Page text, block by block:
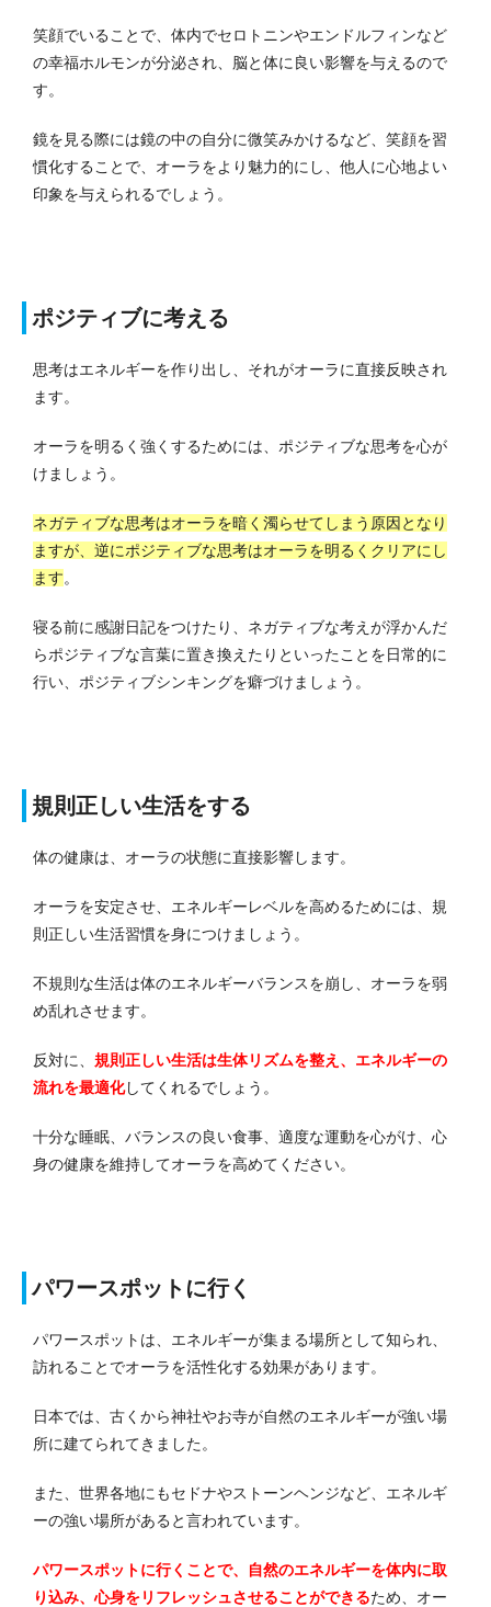
笑顔でいることで、体内でセロトニンやエンドルフィンなど
の幸福ホルモンが分泌され、脳と体に良い影響を与えるので
す。
鏡を見る際には鏡の中の自分に微笑みかけるなど、笑顔を習
慣化することで、オーラをより魅力的にし、他人に心地よい
印象を与えられるでしょう。
ポジティブに考える
思考はエネルギーを作り出し、それがオーラに直接反映され
ます。
オーラを明るく強くするためには、ポジティブな思考を心が
けましょう。
ネガティブな思考はオーラを暗く濁らせてしまう原因となり
ますが、逆にポジティブな思考はオーラを明るくクリアにし
ます。
寝る前に感謝日記をつけたり、ネガティブな考えが浮かんだ
らポジティブな言葉に置き換えたりといったことを日常的に
行い、ポジティブシンキングを癖づけましょう。
規則正しい生活をする
体の健康は、オーラの状態に直接影響します。
オーラを安定させ、エネルギーレベルを高めるためには、規
則正しい生活習慣を身につけましょう。
不規則な生活は体のエネルギーバランスを崩し、オーラを弱
め乱れさせます。
反対に、 規則正しい生活は生体リズムを整え、エネルギーの
流れを最適化してくれるでしょう。
十分な睡眠、バランスの良い食事、適度な運動を心がけ、心
身の健康を維持してオーラを高めてください。
パワースポットに行く
パワースポットは、エネルギーが集まる場所として知られ、
訪れることでオーラを活性化する効果があります。
日本では、古くから神社やお寺が自然のエネルギーが強い場
所に建てられてきました。
また、世界各地にもセドナやストーンヘンジなど、エネルギ
ーの強い場所があると言われています。
パワースポットに行くことで、自然のエネルギーを体内に取
り込み、心身をリフレッシュさせることができるため、オー